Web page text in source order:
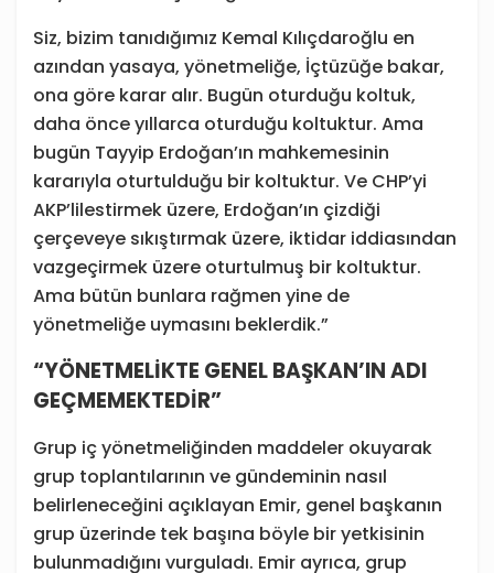
Siz, bizim tanıdığımız Kemal Kılıçdaroğlu en
azından yasaya, yönetmeliğe, İçtüzüğe bakar,
ona göre karar alır. Bugün oturduğu koltuk,
daha önce yıllarca oturduğu koltuktur. Ama
bugün Tayyip Erdoğan’ın mahkemesinin
kararıyla oturtulduğu bir koltuktur. Ve CHP’yi
AKP’lilestirmek üzere, Erdoğan’ın çizdiği
çerçeveye sıkıştırmak üzere, iktidar iddiasından
vazgeçirmek üzere oturtulmuş bir koltuktur.
Ama bütün bunlara rağmen yine de
yönetmeliğe uymasını beklerdik.”
“YÖNETMELİKTE GENEL BAŞKAN’IN ADI
GEÇMEMEKTEDİR”
Grup iç yönetmeliğinden maddeler okuyarak
grup toplantılarının ve gündeminin nasıl
belirleneceğini açıklayan Emir, genel başkanın
grup üzerinde tek başına böyle bir yetkisinin
bulunmadığını vurguladı. Emir ayrıca, grup